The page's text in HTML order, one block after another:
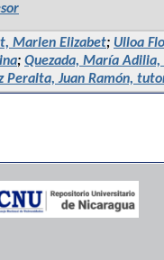
Marlen Elizabet; Ulloa
; Quezada, María
Peralta, Juan Ramón,